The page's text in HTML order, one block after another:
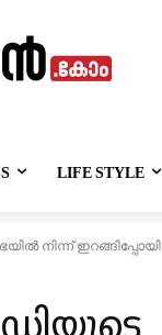
LIFE STYLE
നിന്ന് ഇറങ്ങിപ്പോയി